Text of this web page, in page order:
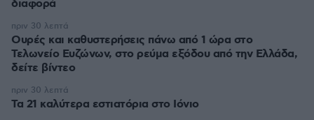
διαφορά
Ουρές και καθυστερήσεις πάνω από 1 ώρα στο
Τελωνείο Ευζώνων, στο ρεύμα εξόδου από την Ελλάδα,
δείτε βίντεο
πριν 30 λεπτά
Τα 21 καλύτερα εστιατόρια στο Ιόνιο
πριν 30 λεπτά